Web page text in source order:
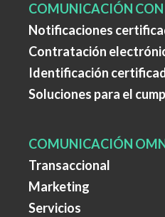
COMUNICACIÓN CON
Notificaciones
Contratación
Identificación
Soluciones para el
COMUNICACIÓN
Transaccional
Marketing
Servicios